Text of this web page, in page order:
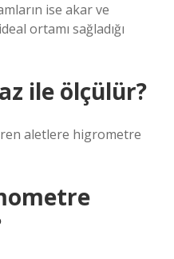
ise akar ve
ortamı sağladığı
ile ölçülür?
aletlere higrometre